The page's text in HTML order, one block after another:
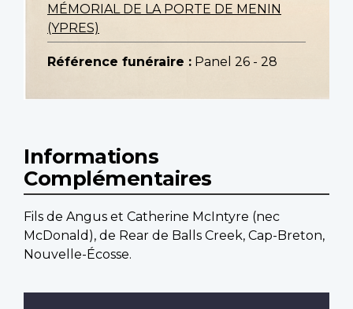
MÉMORIAL DE LA PORTE DE MENIN
(YPRES)
Référence funéraire : Panel 26 - 28
Informations
Complémentaires
Fils de Angus et Catherine McIntyre (nec
McDonald), de Rear de Balls Creek, Cap-Breton,
Nouvelle-Écosse.